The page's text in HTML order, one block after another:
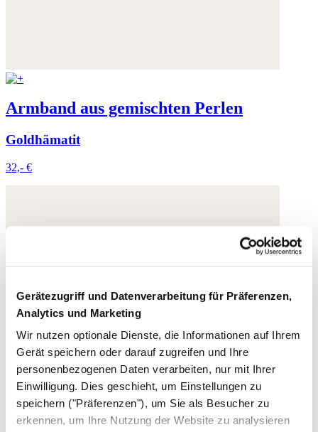
Gerätezugriff und Datenverarbeitung für Präferenzen,
Analytics und Marketing
Wir nutzen optionale Dienste, die Informationen auf Ihrem
Gerät speichern oder darauf zugreifen und Ihre
personenbezogenen Daten verarbeiten, nur mit Ihrer
Einwilligung. Dies geschieht, um Einstellungen zu
speichern ("Präferenzen"), um Sie als Besucher zu
erkennen, um Ihre Nutzung der Website zu analysieren
Armband aus gemischten Perlen
Goldhämatit
32,- €